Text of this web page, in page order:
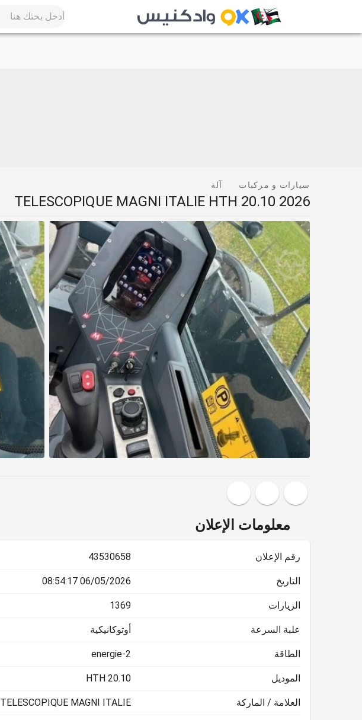
سيارات و مركبات آلة
TELESCOPIQUE MAGNI ITALIE HTH 20.10 2026
معلومات الإعلان
رقم الإعلان 43530658
التاريخ 06/05/2026 08:54:17
الزيارات 1369
علبة السرعة أوتوكانيكية
الطاقة energie-2
الموديل HTH 20.10
العلامة / الماركة TELESCOPIQUE MAGNI ITALIE